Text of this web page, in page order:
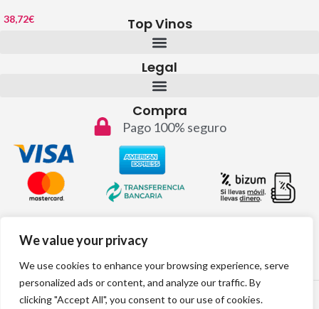
We value your privacy
We use cookies to enhance your browsing experience, serve
personalized ads or content, and analyze our traffic. By
clicking "Accept All", you consent to our use of cookies.
38,72€ Top Vinos
Legal
Compra
Pago 100% seguro
info@topvinos.com
2024 © Todos los derechos reservados